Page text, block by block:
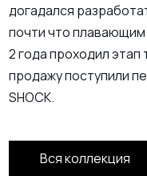
догадался
почти что
2 года проходил этап
продажу поступили
SHOCK.
Вся коллекция